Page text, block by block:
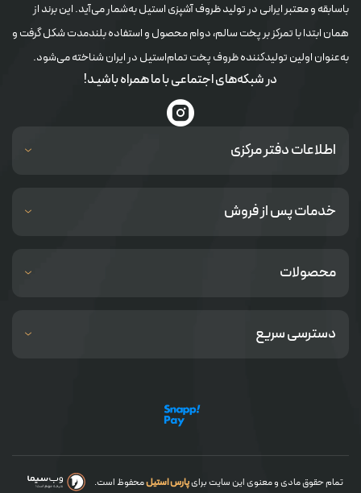
باسابقه و معتبر ایرانی در تولید ظروف آشپزی استیل به‌شمار می‌آید. این برند از
همان ابتدا با تمرکز بر پخت سالم، دوام محصول و استفاده بلندمدت شکل گرفت و
به‌عنوان اولین تولیدکننده ظروف پخت تمام‌استیل در ایران شناخته می‌شود.
در شبکه‌های اجتماعی با ما همراه باشیـد!
اطلاعات دفتر مرکزی
خدمات پس از فروش
محصولات
دسترسی سریع
تمام حقوق مادی و معنوی این سایت برایپارس استیلمحفوظ است.